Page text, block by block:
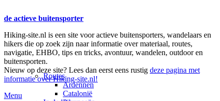
de actieve buitensporter
Hiking-site.nl is een site voor actieve buitensporters, wandelaars en
hikers die op zoek zijn naar informatie over materiaal, routes,
navigatie, EHBO, tips en tricks, avontuur, wandelen, outdoor en
buitensporten.
Nieuw op deze site? Lees dan eerst eens rustig deze pagina met
informatie over Hiking-site.nl!
Menu
Routes
Ardennen
Catalonië